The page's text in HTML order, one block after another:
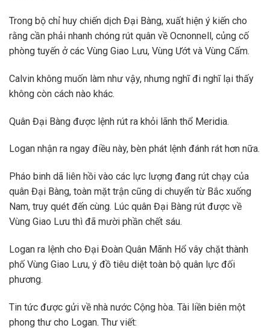
Trong bộ chỉ huy chiến dịch Đại Bàng, xuất hiện ý kiến cho
rằng cần phải nhanh chóng rút quân về Ocnonnell, củng cố
phòng tuyến ở các Vùng Giao Lưu, Vùng Ướt và Vùng Cấm.
Calvin không muốn làm như vậy, nhưng nghĩ đi nghĩ lại thấy
không còn cách nào khác.
Quân Đại Bàng được lệnh rút ra khỏi lãnh thổ Meridia.
Logan nhận ra ngay điều này, bèn phát lệnh đánh rát hơn nữa.
Pháo binh dã liên hồi vào các lực lượng đang rút chạy của
quân Đại Bàng, toàn mặt trận cũng di chuyển từ Bắc xuống
Nam, truy quét đến cùng. Lúc quân Đại Bàng rút được về
Vùng Giao Lưu thì đã mười phần chết sáu.
Logan ra lệnh cho Đại Đoàn Quân Mãnh Hổ vây chặt thành
phố Vùng Giao Lưu, ý đồ tiêu diệt toàn bộ quân lực đối
phương.
Tin tức được gửi về nhà nước Cộng hòa. Tài liền biên một
phong thư cho Logan. Thư viết: